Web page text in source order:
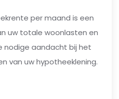
per maand is een
uw totale woonlasten en
nodige aandacht bij het
van uw hypotheeklening.